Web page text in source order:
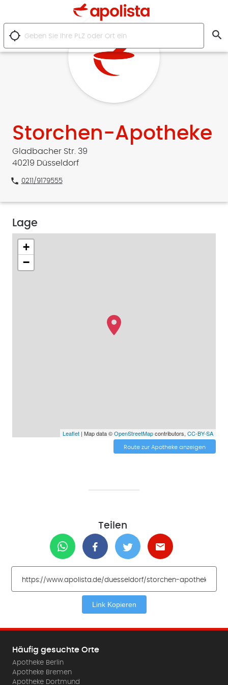
location_searching search
Storchen-Apotheke
Gladbacher Str. 39
40219 Düsseldorf
phone 0211/9179555
Lage
+
−
Leaflet| Map data ©OpenStreetMapcontributors, CC-BY-SA
Route zur Apotheke anzeigen
Teilen
Link Kopieren
Häufig gesuchte Orte
Apotheke Berlin
Apotheke Bremen
Apotheke Dortmund